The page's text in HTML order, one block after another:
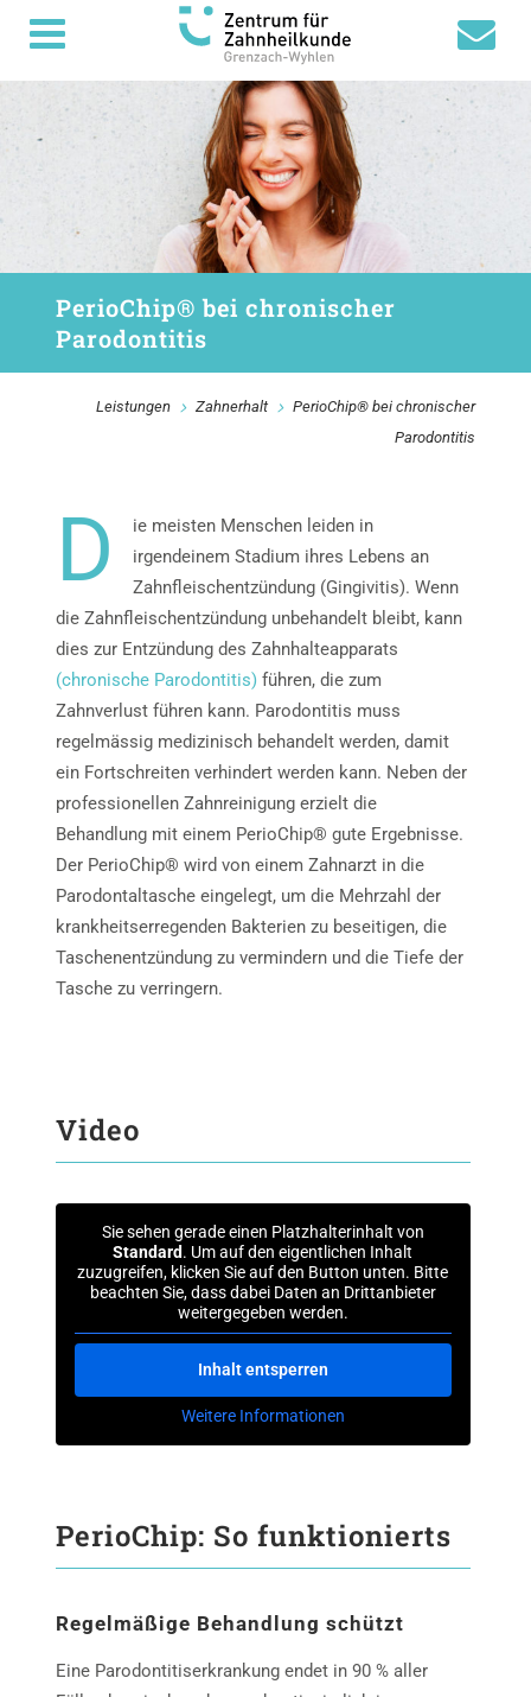
PerioChip® bei chronischer
Parodontitis
Leistungen Zahnerhalt
PerioChip® bei chronischer
Parodontitis
D
ie meisten Menschen leiden in
irgendeinem Stadium ihres Lebens an
Zahnfleischentzündung (Gingivitis). Wenn
die Zahnfleischentzündung unbehandelt bleibt, kann
dies zur Entzündung des Zahnhalteapparats
(chronische Parodontitis) führen, die zum
Zahnverlust führen kann. Parodontitis muss
regelmässig medizinisch behandelt werden, damit
ein Fortschreiten verhindert werden kann. Neben der
professionellen Zahnreinigung erzielt die
Behandlung mit einem PerioChip® gute Ergebnisse.
Der PerioChip® wird von einem Zahnarzt in die
Parodontaltasche eingelegt, um die Mehrzahl der
krankheitserregenden Bakterien zu beseitigen, die
Taschenentzündung zu vermindern und die Tiefe der
Tasche zu verringern.
Video
Sie sehen gerade einen Platzhalterinhalt von
Standard. Um auf den eigentlichen Inhalt
zuzugreifen, klicken Sie auf den Button unten. Bitte
beachten Sie, dass dabei Daten an Drittanbieter
weitergegeben werden.
Inhalt entsperren
Weitere Informationen
PerioChip: So funktionierts
Regelmäßige Behandlung schützt
Eine Parodontitiserkrankung endet in 90 % aller